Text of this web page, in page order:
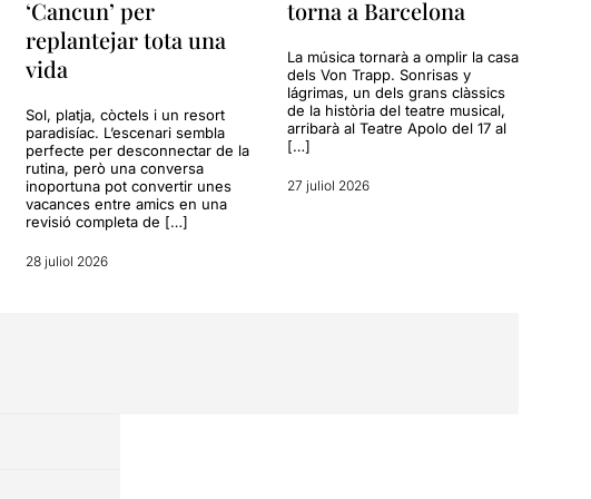
‘Cancun’ per
replantejar tota una
vida
Sol, platja, còctels i un resort
paradisíac. L’escenari sembla
perfecte per desconnectar de la
rutina, però una conversa
inoportuna pot convertir unes
vacances entre amics en una
revisió completa de […]
28 juliol 2026
torna a Barcelona
La música tornarà a omplir la casa
dels Von Trapp. Sonrisas y
lágrimas, un dels grans clàssics
de la història del teatre musical,
arribarà al Teatre Apolo del 17 al
[…]
27 juliol 2026